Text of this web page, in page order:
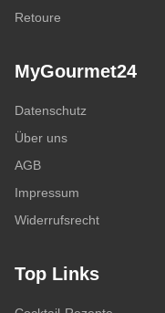
Retoure
MyGourmet24
Datenschutz
Über uns
AGB
Impressum
Widerrufsrecht
Top Links